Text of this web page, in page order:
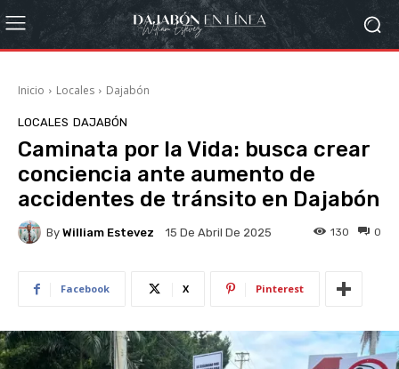
Inicio Locales Dajabón
LOCALES DAJABÓN
Caminata por la Vida: busca crear
conciencia ante aumento de
accidentes de tránsito en Dajabón
By William Estevez 15 De Abril De 2025 0
130
Facebook X Pinterest